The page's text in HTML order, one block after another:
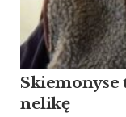
Skiemonyse
nelikę